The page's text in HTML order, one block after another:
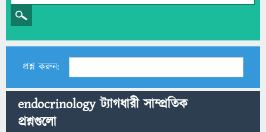
প্রশ্ন করুন:
endocrinology ট্যাগধারী সাম্প্রতিক
প্রশ্নগুলো